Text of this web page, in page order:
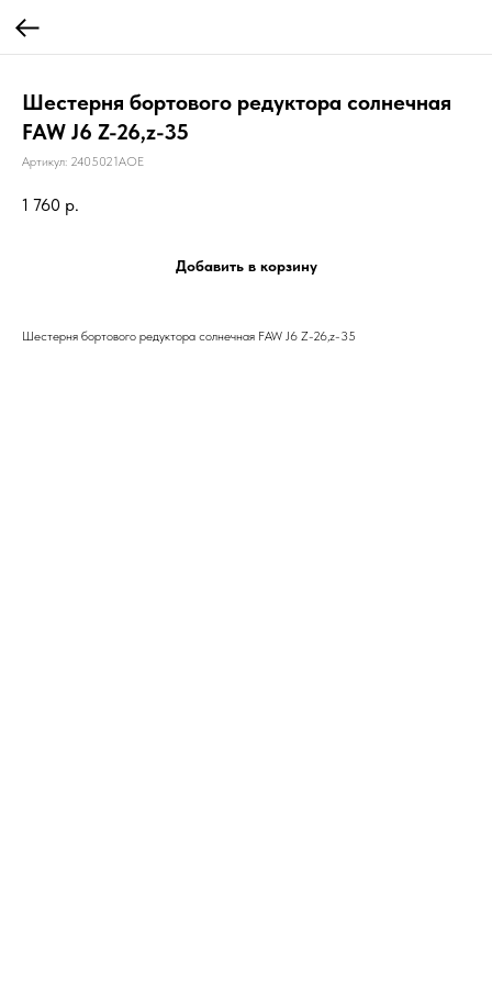
Шестерня бортового редуктора солнечная
FAW J6 Z-26,z-35
Артикул: 2405021AOE
1 760 р.
Добавить в корзину
Шестерня бортового редуктора солнечная FAW J6 Z-26,z-35